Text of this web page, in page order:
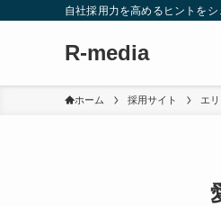
自社採用力を高めるヒントをシ
R-media
ホーム 採用サイト エ